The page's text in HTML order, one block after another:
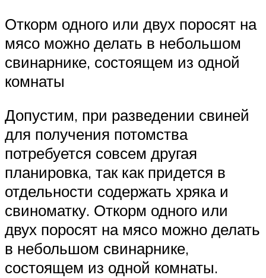
Откорм одного или двух поросят на
мясо можно делать в небольшом
свинарнике, состоящем из одной
комнаты
Допустим, при разведении свиней
для получения потомства
потребуется совсем другая
планировка, так как придется в
отдельности содержать хряка и
свиноматку. Откорм одного или
двух поросят на мясо можно делать
в небольшом свинарнике,
состоящем из одной комнаты.